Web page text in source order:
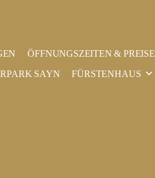
ÖFFNUNGSZEITEN & PREISE
SAYN FÜRSTENHAUS